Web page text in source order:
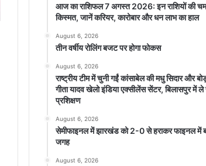
आज का राशिफल 7 अगस्त 2026: इन राशियों की
किस्मत, जानें करियर, कारोबार और धन लाभ का हाल
August 6, 2026
तीन वर्षीय रोलिंग बजट पर होगा फोकस
August 6, 2026
राष्ट्रीय टीम में चुनी गईं कांसाबेल की मधु सिदार और
गीता यादव खेलो इंडिया एक्सीलेंस सेंटर, बिलासपुर में ले
प्रशिक्षण
August 6, 2026
सेमीफाइनल में झारखंड को 2-0 से हराकर फाइनल में
जगह
August 6, 2026